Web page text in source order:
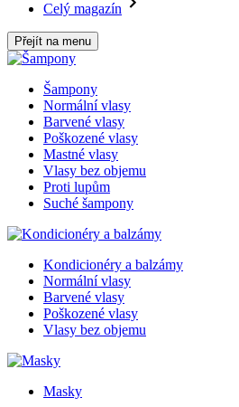
Celý magazín
Přejít na menu
Šampony
Normální vlasy
Barvené vlasy
Poškozené vlasy
Mastné vlasy
Vlasy bez objemu
Proti lupům
Suché šampony
Kondicionéry a balzámy
Normální vlasy
Barvené vlasy
Poškozené vlasy
Vlasy bez objemu
Masky